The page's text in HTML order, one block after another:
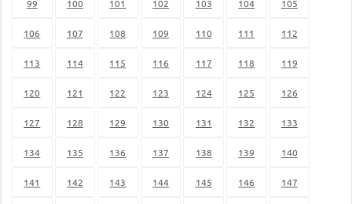
99 100 101 102 103 104 105
106 107 108 109 110 111 112
113 114 115 116 117 118 119
120 121 122 123 124 125 126
127 128 129 130 131 132 133
134 135 136 137 138 139 140
141 142 143 144 145 146 147